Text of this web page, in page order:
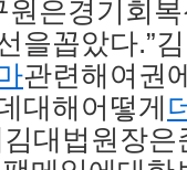
은경기회
을꼽았다.”
관련해여권
대해어떻게
대법원장